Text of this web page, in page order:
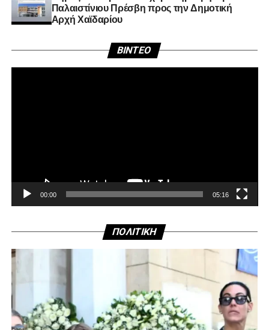
Παλαιστίνιου Πρέσβη προς την Δημοτική
Αρχή Χαϊδαρίου
BINTEO
00:00 05:16
ΠΟΛΙΤΙΚΗ